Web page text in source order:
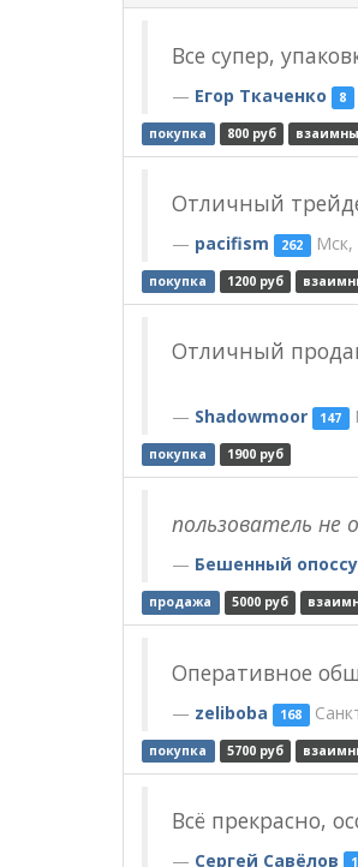
Все супер,
Егор Ткаченко 8
покупка 800 руб
Отличный
pacifism 262 Мск,
покупка 1200 руб
Отличный
Shadowmoor 147
покупка 1900 руб
пользователь не
Бешенный
продажа 5000 руб
Оперативное
zeliboba 168
покупка 5700 руб
Всё прекрасно,
Сергей Савёлов